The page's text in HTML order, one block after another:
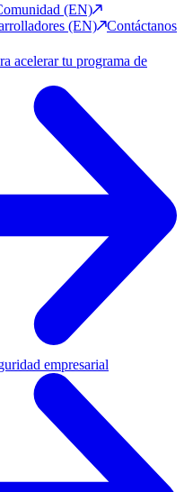
(EN)
(EN) Contáctanos
acelerar tu programa de
empresarial